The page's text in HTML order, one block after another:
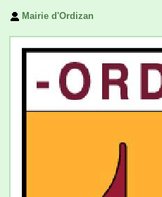
Mairie d'Ordizan